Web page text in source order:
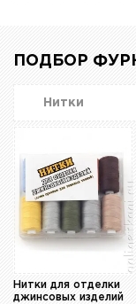
ПОДБОР
Нитки
Нитки для отделки
джинсовых изделий